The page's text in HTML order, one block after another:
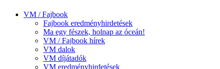
VM / Fajbook
Fajbook eredményhirdetések
Ma egy fészek, holnap az óceán!
VM / Fajbook hírek
VM dalok
VM díjátadók
VM eredményhirdetések